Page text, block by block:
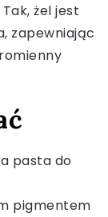
Tak, żel jest
zapewniając
pasta do
pigmentem